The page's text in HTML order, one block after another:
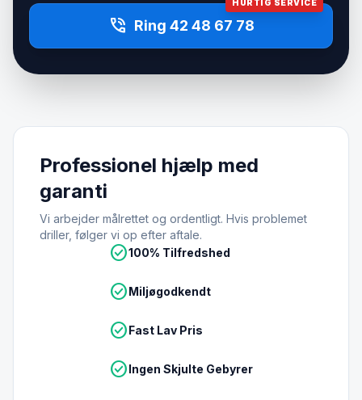
HURTIG SERVICE
phone_in_talk Ring 42 48 67 78
Professionel hjælp med
garanti
Vi arbejder målrettet og ordentligt. Hvis problemet
driller, følger vi op efter aftale.
check_circle100% Tilfredshed
check_circleMiljøgodkendt
check_circleFast Lav Pris
check_circleIngen Skjulte Gebyrer